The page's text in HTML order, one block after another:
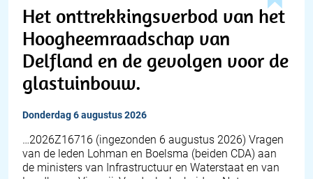
Het onttrekkingsverbod van het
Hoogheemraadschap van
Delfland en de gevolgen voor de
glastuinbouw.
donderdag 6 augustus 2026
… 2026Z16716 (ingezonden 6 augustus 2026) Vragen
van de leden Lohman en Boelsma (beiden CDA) aan
de ministers van Infrastructuur en Waterstaat en van